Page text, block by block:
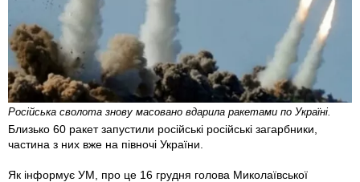
Російська сволота знову масовано вдарила ракетами по Україні.
Близько 60 ракет запустили російські російські загарбники,
частина з них вже на півночі України.
Як інформує УМ, про це 16 грудня голова Миколаївської